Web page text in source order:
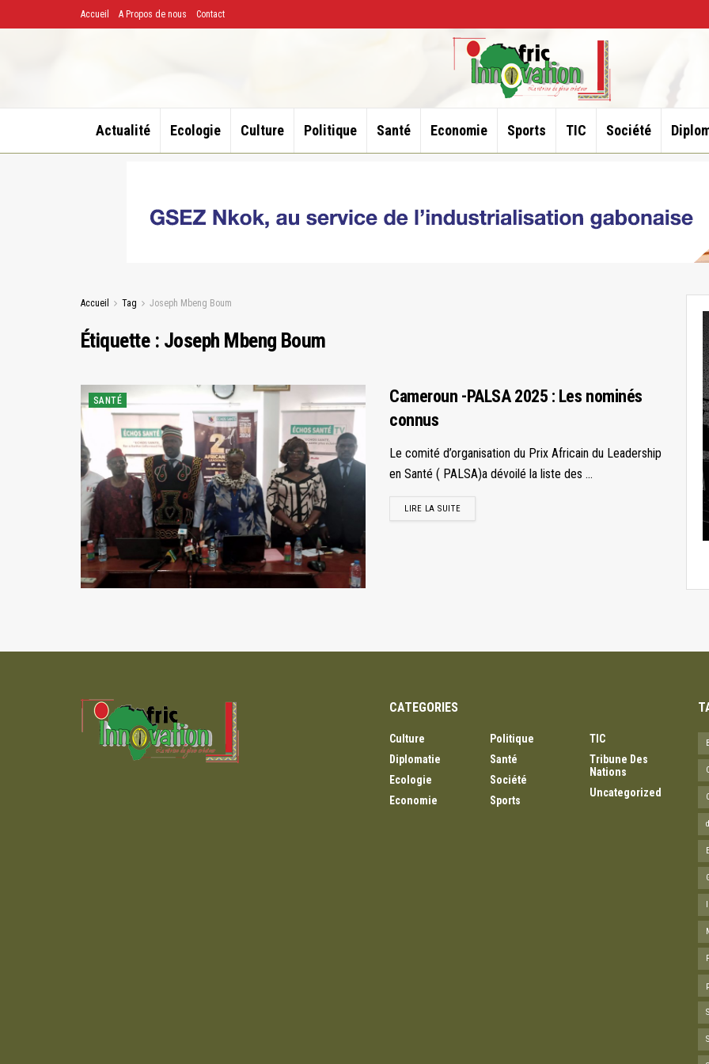
Accueil A Propos de nous Contact
Actualité Ecologie Culture Politique Santé Economie Sports TIC Société
Accueil Tag Joseph Mbeng Boum
Étiquette : Joseph Mbeng Boum
SANTÉ
Cameroun -PALSA 2025 : Les nominés
connus
Le comité d’organisation du Prix Africain du Leadership
en Santé ( PALSA)a dévoilé la liste des ...
LIRE LA SUITE
CATEGORIES
Culture
Diplomatie
Ecologie
Economie
Politique
Santé
Société
Sports
TIC
Tribune Des
Nations
Uncategorized